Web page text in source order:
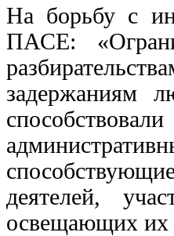
На борьбу с
ПАСЕ:
задержаниям
деятелей,
освещающих